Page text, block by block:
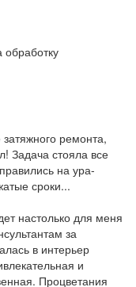
обработку
ремонта,
Задача стояла все
на ура-
сроки...
настолько для меня
за
в интерьер
и
Процветания